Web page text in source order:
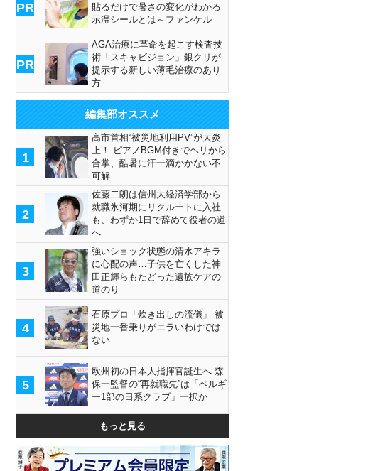
PR
貼るだけで暑さの変化がわかる
示温シールとは～ファンケル
PR
AGA治療に革命を起こす検査技
術「スキャビジョン」銀クリが
提示する新しい薄毛治療のあり
方
編集部オススメ
1
高市首相“被災地利用PV”が大炎
上！ ピアノBGM付きでヘリから
合掌、酷暑に汗一滴かかない不
可解
2
佐藤二朗は信州大経済学部から
就職氷河期にリクルートに入社
も、わずか1日で辞めて役者の道
へ
3
強いショック状態の清水アキラ
に心配の声…子供を亡くした神
田正輝らもたどった遺族ケアの
道のり
4
石原プロ「炊き出しの流儀」 被
災地一番乗りがエラいわけでは
ない
5
欧州初の日本人指揮官誕生へ 森
保一監督の“再就職先”は「ベルギ
ー1部の日系クラブ」一択か
もっと見る